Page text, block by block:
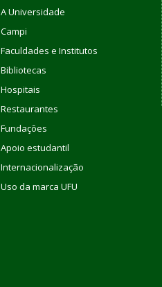
A Universidade
Campi
Faculdades e Institutos
Bibliotecas
Hospitais
Restaurantes
Fundações
Apoio estudantil
Internacionalização
Uso da marca UFU